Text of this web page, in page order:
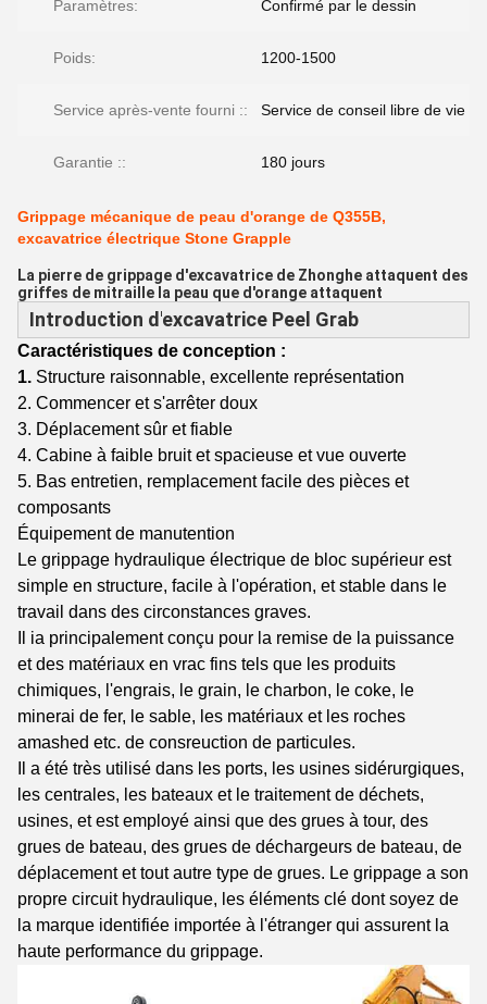
Paramètres: Confirmé par le dessin
Poids: 1200-1500
Service après-vente fourni :: Service de conseil libre de vie
Garantie :: 180 jours
Grippage mécanique de peau d'orange de Q355B,
excavatrice électrique Stone Grapple
La pierre de grippage d'excavatrice de Zhonghe attaquent des
griffes de mitraille la peau que d'orange attaquent
Introduction d'excavatrice Peel Grab
Caractéristiques de conception :
1. Structure raisonnable, excellente représentation
2. Commencer et s'arrêter doux
3. Déplacement sûr et fiable
4. Cabine à faible bruit et spacieuse et vue ouverte
5. Bas entretien, remplacement facile des pièces et
composants
Équipement de manutention
Le grippage hydraulique électrique de bloc supérieur est
simple en structure, facile à l'opération, et stable dans le
travail dans des circonstances graves.
Il ia principalement conçu pour la remise de la puissance
et des matériaux en vrac fins tels que les produits
chimiques, l'engrais, le grain, le charbon, le coke, le
minerai de fer, le sable, les matériaux et les roches
amashed etc. de consreuction de particules.
Il a été très utilisé dans les ports, les usines sidérurgiques,
les centrales, les bateaux et le traitement de déchets,
usines, et est employé ainsi que des grues à tour, des
grues de bateau, des grues de déchargeurs de bateau, de
déplacement et tout autre type de grues. Le grippage a son
propre circuit hydraulique, les éléments clé dont soyez de
la marque identifiée importée à l'étranger qui assurent la
haute performance du grippage.